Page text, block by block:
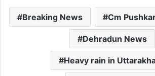
Breaking News Cm
Dehradun News
Heavy rain in